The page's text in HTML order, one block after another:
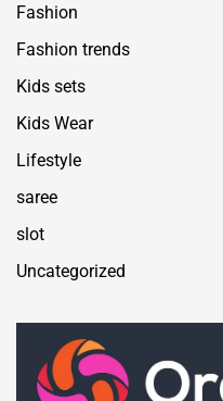
Fashion
Fashion trends
Kids sets
Kids Wear
Lifestyle
saree
slot
Uncategorized